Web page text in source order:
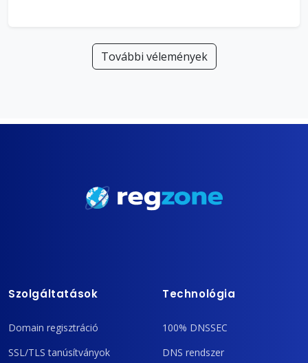
További vélemények
Szolgáltatások
Domain regisztráció
SSL/TLS tanúsítványok
Technológia
100% DNSSEC
DNS rendszer